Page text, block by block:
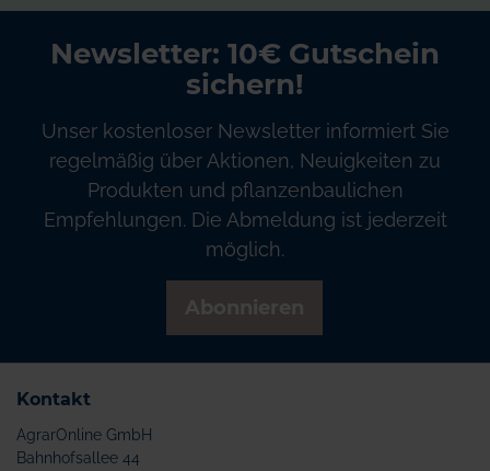
Newsletter: 10€ Gutschein
sichern!
Unser kostenloser Newsletter informiert Sie
regelmäßig über Aktionen, Neuigkeiten zu
Produkten und pflanzenbaulichen
Empfehlungen. Die Abmeldung ist jederzeit
möglich.
Kontakt
AgrarOnline GmbH
Bahnhofsallee 44